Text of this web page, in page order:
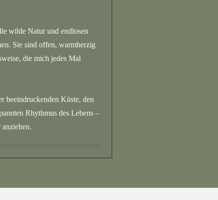
wilde Natur und endlosen
Sie sind offen, warmherzig
die mich jedes Mal
beeindruckenden Küste, den
Rhythmus des Lebens –